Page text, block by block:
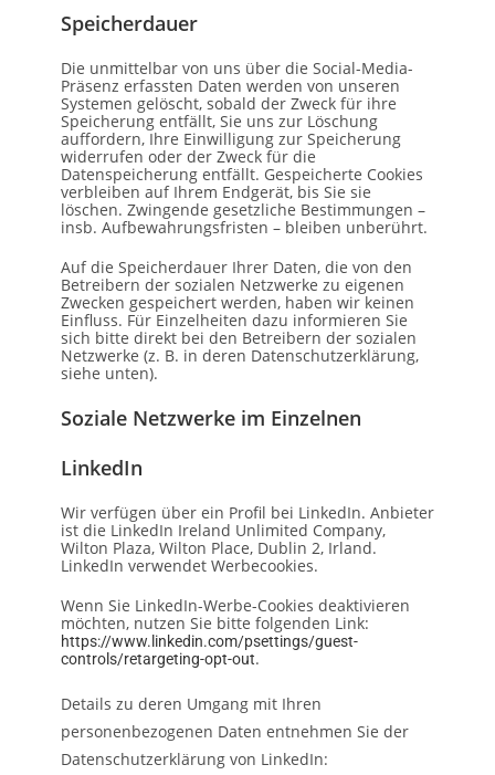
Speicherdauer
Die unmittelbar von uns über die Social-Media-
Präsenz erfassten Daten werden von unseren
Systemen gelöscht, sobald der Zweck für ihre
Speicherung entfällt, Sie uns zur Löschung
auffordern, Ihre Einwilligung zur Speicherung
widerrufen oder der Zweck für die
Datenspeicherung entfällt. Gespeicherte Cookies
verbleiben auf Ihrem Endgerät, bis Sie sie
löschen. Zwingende gesetzliche Bestimmungen –
insb. Aufbewahrungsfristen – bleiben unberührt.
Auf die Speicherdauer Ihrer Daten, die von den
Betreibern der sozialen Netzwerke zu eigenen
Zwecken gespeichert werden, haben wir keinen
Einfluss. Für Einzelheiten dazu informieren Sie
sich bitte direkt bei den Betreibern der sozialen
Netzwerke (z. B. in deren Datenschutzerklärung,
siehe unten).
Soziale Netzwerke im Einzelnen
LinkedIn
Wir verfügen über ein Profil bei LinkedIn. Anbieter
ist die LinkedIn Ireland Unlimited Company,
Wilton Plaza, Wilton Place, Dublin 2, Irland.
LinkedIn verwendet Werbecookies.
Wenn Sie LinkedIn-Werbe-Cookies deaktivieren
möchten, nutzen Sie bitte folgenden Link:
https://www.linkedin.com/psettings/guest-
controls/retargeting-opt-out.
Details zu deren Umgang mit Ihren
personenbezogenen Daten entnehmen Sie der
Datenschutzerklärung von LinkedIn: